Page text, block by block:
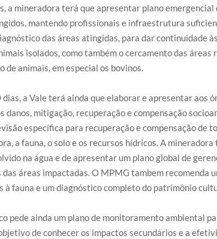
a mineradora terá que apresentar plano emergencial
mantendo profissionais e infraestrutura
das áreas atingidas, para dar continuidade
isolados, como também o cercamento das
de animais, em especial os bovinos.
dias, a Vale terá ainda que elaborar e apresentar aos
danos, mitigação, recuperação e compensação
específica para recuperação e compensação de
a fauna, o solo e os recursos hídricos. A
na água e de apresentar um plano global de
áreas impactadas. O MPMG tambem recomenda
à fauna e um diagnóstico completo do patrimônio
pede ainda um plano de monitoramento ambiental
de conhecer os impactos secundários e a